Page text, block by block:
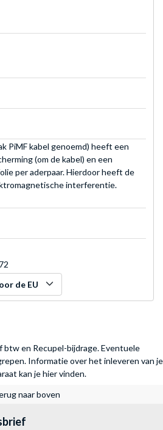
PiMF kabel genoemd) heeft een
(om de kabel) en een
per aderpaar. Hierdoor heeft de
interferentie.
de EU
btw en Recupel-bijdrage. Eventuele
Informatie over het inleveren van je
kan je hier vinden.
naar boven